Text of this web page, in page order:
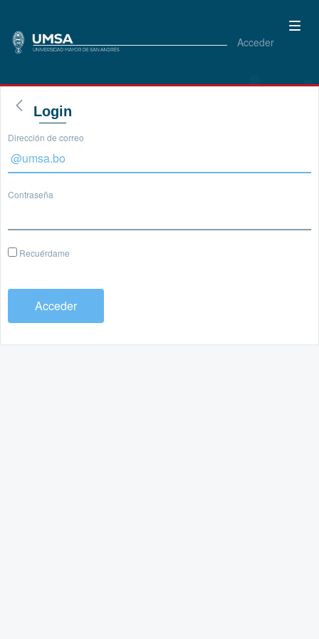
Acceder
Login
Dirección de correo
Contraseña
Recuérdame
Acceder